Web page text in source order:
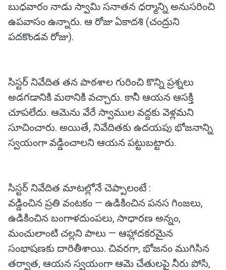
బుధవారం నాడు స్వామి సనాతన ధర్మాన్ని అనుసరించి
ఉపవాసం ఉన్నారు. ఆ రోజు ఏకాదశి (చంద్రుని
పదకొండవ రోజు).
సిస్టర్ నివేదిత తన పాఠశాల గురించి కొన్ని ప్రశ్నలు
అడగడానికి మఠానికి వచ్చారు. కానీ ఆయన ఆసక్తి
చూపలేదు. ఆమెను వేరే స్వాముల వద్దకు వెళ్లమని
సూచించారు. అయితే, నివేదితకు ఉదయపు భోజనాన్ని
స్వయంగా వడ్డించాలని ఆయన పట్టుబట్టారు.
సిస్టర్ నివేదిత మాటల్లోనే చెప్పాలంటే :
వడ్డించిన ప్రతి వంటకం — ఉడికించిన పనస గింజలు,
ఉడికించిన బంగాళదుంపలు, సాధారణ అన్నం,
మంచులాంటి చల్లని పాలు — ఆహ్లాదకరమైన
సంభాషణకు దారితీశాయి. చివరగా, భోజనం ముగిసిన
తర్వాత, ఆయన స్వయంగా ఆమె చేతులపై నీరు పోసి,